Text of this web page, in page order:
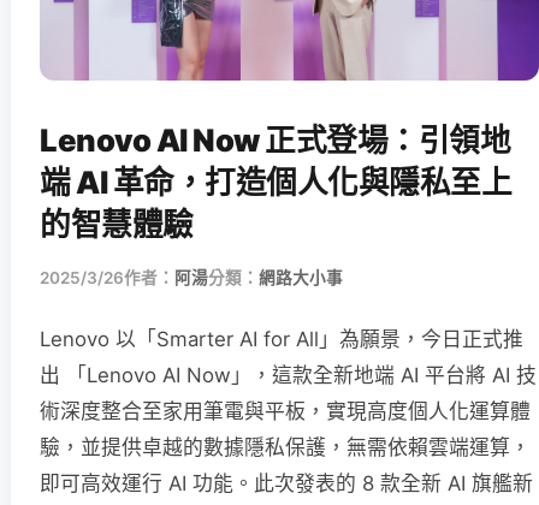
Lenovo AI Now 正式登場：引領地
端 AI 革命，打造個人化與隱私至上
的智慧體驗
2025/3/26作者： 阿湯分類： 網路大小事
Lenovo 以「Smarter AI for All」為願景，今日正式推
出 「Lenovo AI Now」，這款全新地端 AI 平台將 AI 技
術深度整合至家用筆電與平板，實現高度個人化運算體
驗，並提供卓越的數據隱私保護，無需依賴雲端運算，
即可高效運行 AI 功能。此次發表的 8 款全新 AI 旗艦新